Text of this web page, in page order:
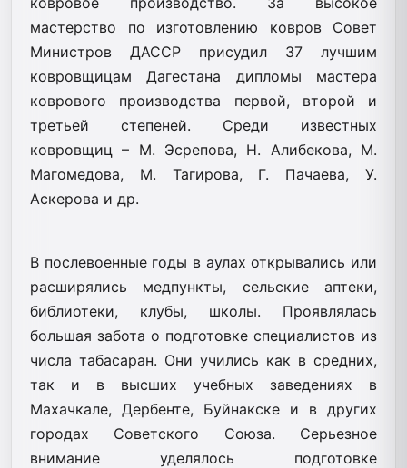
мастерство по изготовлению ковров Совет
Министров ДАССР присудил 37 лучшим
ковровщицам Дагестана дипломы мастера
коврового производства первой, второй и
третьей степеней. Среди известных
ковровщиц – М. Эсрепова, Н. Алибекова, М.
Магомедова, М. Тагирова, Г. Пачаева, У.
Аскерова и др.
В послевоенные годы в аулах открывались или
расширялись медпункты, сельские аптеки,
библиотеки, клубы, школы. Проявлялась
большая забота о подготовке специалистов из
числа табасаран. Они учились как в средних,
так и в высших учебных заведениях в
Махачкале, Дербенте, Буйнакске и в других
городах Советского Союза. Серьезное
внимание уделялось подготовке